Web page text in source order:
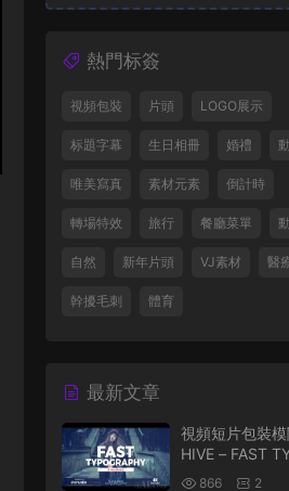
熱門标簽
視頻包裝 片頭 LOGO展示
标題字幕 生日相冊 婚禮
唯美寫真 素材元素 倒計時
轉場特效 旅行 餐廳菜單
自然 新年片頭 VJ素材 醫
幹擾毛刺 體育
最新文章
視頻短片包裝
HIVE – FAST
HY – 20694062
866 2